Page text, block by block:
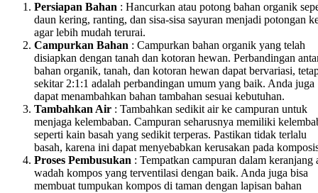
Persiapan Bahan : Hancurkan atau potong bahan organik
daun kering, ranting, dan sisa-sisa sayuran menjadi potongan
agar lebih mudah terurai.
Campurkan Bahan : Campurkan bahan organik yang telah
disiapkan dengan tanah dan kotoran hewan. Perbandingan
bahan organik, tanah, dan kotoran hewan dapat bervariasi,
sekitar 2:1:1 adalah perbandingan umum yang baik. Anda juga
dapat menambahkan bahan tambahan sesuai kebutuhan.
Tambahkan Air : Tambahkan sedikit air ke campuran untuk
menjaga kelembaban. Campuran seharusnya memiliki
seperti kain basah yang sedikit terperas. Pastikan tidak terlalu
basah, karena ini dapat menyebabkan kerusakan pada
Proses Pembusukan : Tempatkan campuran dalam keranjang
wadah kompos yang terventilasi dengan baik. Anda juga bisa
membuat tumpukan kompos di taman dengan lapisan bahan